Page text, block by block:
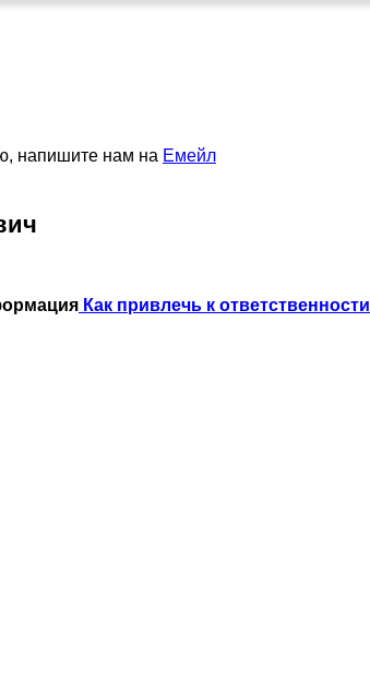
напишите нам на Емейл
Как привлечь к ответственности